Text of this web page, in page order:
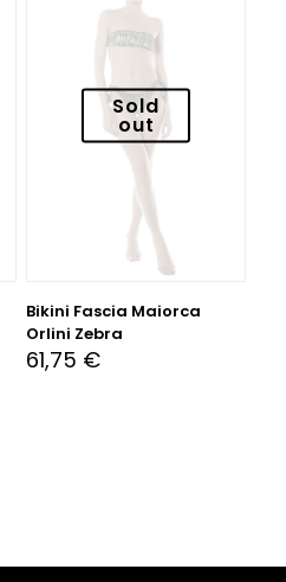
Sold
out
Bikini Fascia Maiorca
Orlini Zebra
61,75 €